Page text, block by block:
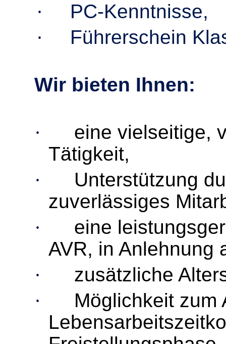
·
PC-Kenntnisse,
·
Führerschein
Wir bieten Ihnen:
·
eine vielseitige,
Tätigkeit,
·
Unterstützung
zuverlässiges
·
eine
AVR, in Anlehnung
·
zusätzliche
·
Möglichkeit zum